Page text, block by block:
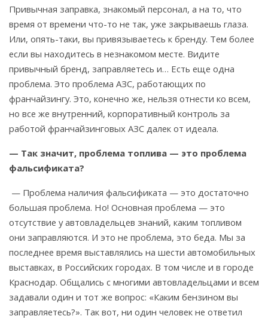
Привычная заправка, знакомый персонал, а на то, что
время от времени что-то не так, уже закрываешь глаза.
Или, опять-таки, вы привязываетесь к бренду. Тем более
если вы находитесь в незнакомом месте. Видите
привычный бренд, заправляетесь и… Есть еще одна
проблема. Это проблема АЗС, работающих по
франчайзингу. Это, конечно же, нельзя отнести ко всем,
но все же внутренний, корпоративный контроль за
работой франчайзинговых АЗС далек от идеала.
— Так значит, проблема топлива — это проблема
фальсификата?
— Проблема наличия фальсификата — это достаточно
большая проблема. Но! Основная проблема — это
отсутствие у автовладельцев знаний, каким топливом
они заправляются. И это не проблема, это беда. Мы за
последнее время выставлялись на шести автомобильных
выставках, в Российских городах. В том числе и в городе
Краснодар. Общались с многими автовладельцами и всем
задавали один и тот же вопрос: «Каким бензином вы
заправляетесь?». Так вот, ни один человек не ответил